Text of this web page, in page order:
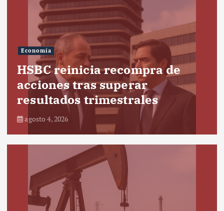
Economía
HSBC reinicia recompra de
acciones tras superar
resultados trimestrales
agosto 4, 2026